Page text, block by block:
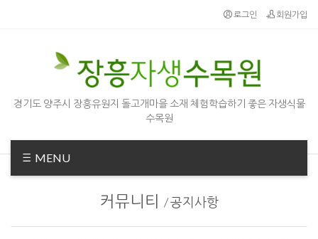
로그인 회원가입
경기도 양주시 장흥유원지 돌고개마을 소재 체험학습하기 좋은 자생식물
수목원
MENU
커뮤니티 /공지사항